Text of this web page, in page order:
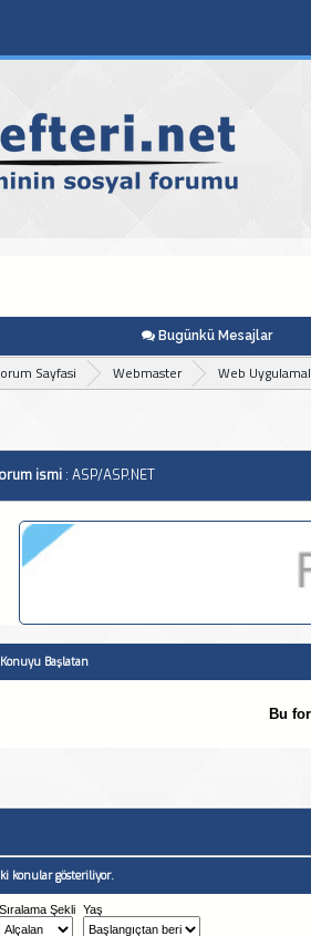
Bugünkü Mesajlar
Sayfasi Webmaster Web
ismi: ASP/ASP.NET
Konuyu Başlatan
Bu
konular gösteriliyor.
Sıralama Şekli Yaş